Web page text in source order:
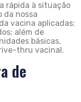
rápida à situação
da nossa
vacina aplicadas;
além de
básicas,
thru vacinal.
de